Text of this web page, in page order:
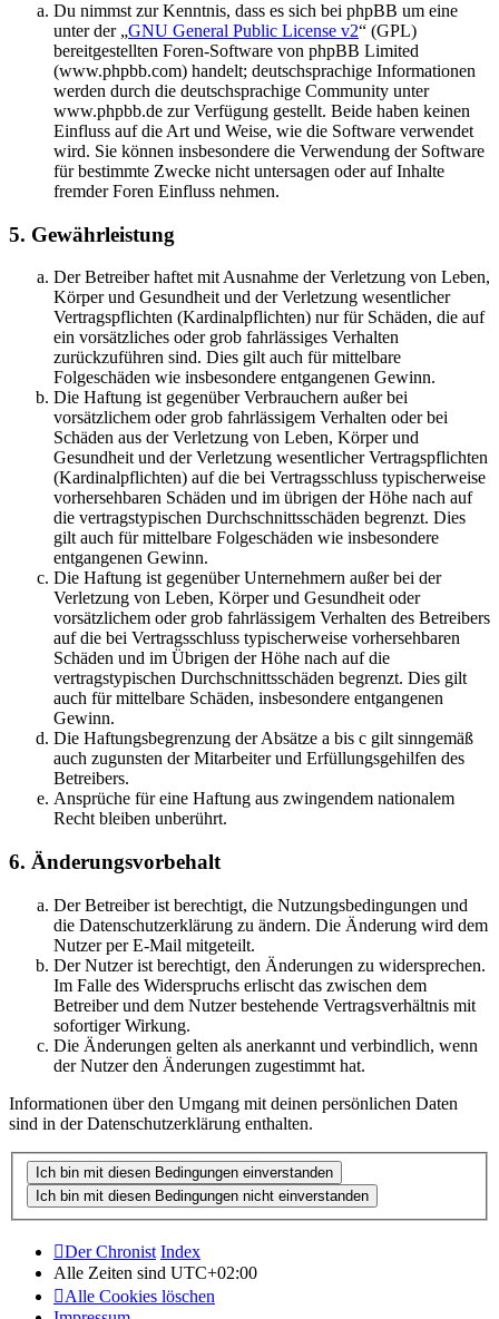
Du nimmst zur Kenntnis, dass es sich bei phpBB um eine
unter der „GNU General Public License v2“ (GPL)
bereitgestellten Foren-Software von phpBB Limited
(www.phpbb.com) handelt; deutschsprachige Informationen
werden durch die deutschsprachige Community unter
www.phpbb.de zur Verfügung gestellt. Beide haben keinen
Einfluss auf die Art und Weise, wie die Software verwendet
wird. Sie können insbesondere die Verwendung der Software
für bestimmte Zwecke nicht untersagen oder auf Inhalte
fremder Foren Einfluss nehmen.
5. Gewährleistung
Der Betreiber haftet mit Ausnahme der Verletzung von Leben,
Körper und Gesundheit und der Verletzung wesentlicher
Vertragspflichten (Kardinalpflichten) nur für Schäden, die auf
ein vorsätzliches oder grob fahrlässiges Verhalten
zurückzuführen sind. Dies gilt auch für mittelbare
Folgeschäden wie insbesondere entgangenen Gewinn.
Die Haftung ist gegenüber Verbrauchern außer bei
vorsätzlichem oder grob fahrlässigem Verhalten oder bei
Schäden aus der Verletzung von Leben, Körper und
Gesundheit und der Verletzung wesentlicher Vertragspflichten
(Kardinalpflichten) auf die bei Vertragsschluss typischerweise
vorhersehbaren Schäden und im übrigen der Höhe nach auf
die vertragstypischen Durchschnittsschäden begrenzt. Dies
gilt auch für mittelbare Folgeschäden wie insbesondere
entgangenen Gewinn.
Die Haftung ist gegenüber Unternehmern außer bei der
Verletzung von Leben, Körper und Gesundheit oder
vorsätzlichem oder grob fahrlässigem Verhalten des Betreibers
auf die bei Vertragsschluss typischerweise vorhersehbaren
Schäden und im Übrigen der Höhe nach auf die
vertragstypischen Durchschnittsschäden begrenzt. Dies gilt
auch für mittelbare Schäden, insbesondere entgangenen
Gewinn.
Die Haftungsbegrenzung der Absätze a bis c gilt sinngemäß
auch zugunsten der Mitarbeiter und Erfüllungsgehilfen des
Betreibers.
Ansprüche für eine Haftung aus zwingendem nationalem
Recht bleiben unberührt.
6. Änderungsvorbehalt
Der Betreiber ist berechtigt, die Nutzungsbedingungen und
die Datenschutzerklärung zu ändern. Die Änderung wird dem
Nutzer per E-Mail mitgeteilt.
Der Nutzer ist berechtigt, den Änderungen zu widersprechen.
Im Falle des Widerspruchs erlischt das zwischen dem
Betreiber und dem Nutzer bestehende Vertragsverhältnis mit
sofortiger Wirkung.
Die Änderungen gelten als anerkannt und verbindlich, wenn
der Nutzer den Änderungen zugestimmt hat.
Informationen über den Umgang mit deinen persönlichen Daten
sind in der Datenschutzerklärung enthalten.
Der Chronist Index
Alle Zeiten sind UTC+02:00
Alle Cookies löschen